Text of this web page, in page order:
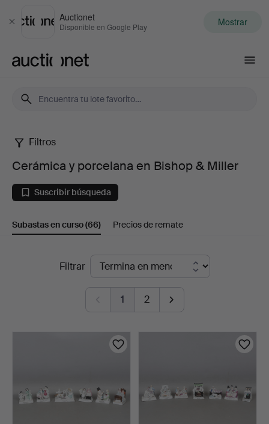
Cerrar
Auctionet
Disponible en Google Play Mostrar
Cerámica
porcelana
en
Bishop
Filtros
Cerámica y porcelana en Bishop & Miller
Suscribir búsqueda
Subastas en curso(66) Precios de remate
SubastasFiltrar
1 2